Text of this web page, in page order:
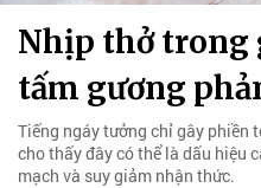
Nhịp thở trong
tấm gương
Tiếng ngáy tưởng chỉ gây phiền
cho thấy đây có thể là dấu hiệu
mạch và suy giảm nhận thức.